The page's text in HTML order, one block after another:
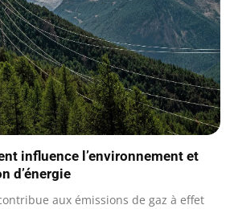
influence l’environnement et
d’énergie
aux émissions de gaz à effet